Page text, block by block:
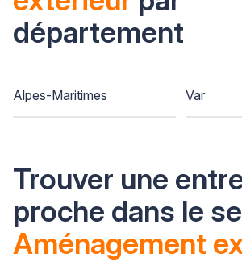
département
Alpes-Maritimes Var
Trouver une
proche dans le
Aménagement